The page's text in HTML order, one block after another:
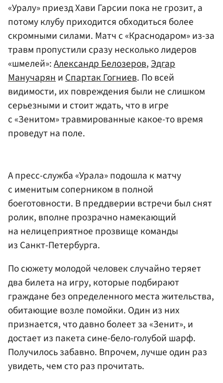
«Уралу» приезд Хави Гарсии пока не грозит, а
потому клубу приходится обходиться более
скромными силами. Матч с «Краснодаром» из-за
травм пропустили сразу несколько лидеров
«шмелей»:Александр Белозеров,Эдгар
МанучаряниСпартак Гогниев. По всей
видимости, их повреждения были не слишком
серьезными и стоит ждать, что в игре
с «Зенитом» травмированные какое-то время
проведут на поле.
А пресс-служба «Урала» подошла к матчу
с именитым соперником в полной
боеготовности. В преддверии встречи был снят
ролик, вполне прозрачно намекающий
на нелицеприятное прозвище команды
из Санкт-Петербурга.
По сюжету молодой человек случайно теряет
два билета на игру, которые подбирают
граждане без определенного места жительства,
обитающие возле помойки. Один из них
признается, что давно болеет за «Зенит», и
достает из пакета сине-бело-голубой шарф.
Получилось забавно. Впрочем, лучше один раз
увидеть, чем сто раз прочитать.